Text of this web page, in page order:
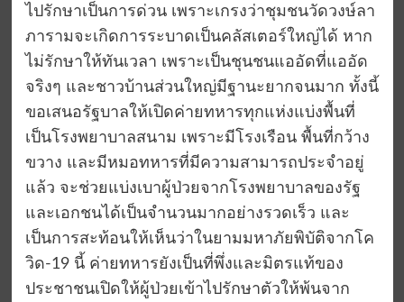
ไปรักษาเป็นการด่วน เพราะเกรงว่าชุมชนวัดวงษ์ลา
ภารามจะเกิดการระบาดเป็นคลัสเตอร์ใหญ่ได้ หาก
ไม่รักษาให้ทันเวลา เพราะเป็นชุนชนแออัดที่แออัด
จริงๆ และชาวบ้านส่วนใหญ่มีฐานะยากจนมาก ทั้งนี้
ขอเสนอรัฐบาลให้เปิดค่ายทหารทุกแห่งแบ่งพื้นที่
เป็นโรงพยาบาลสนาม เพราะมีโรงเรือน พื้นที่กว้าง
ขวาง และมีหมอทหารที่มีความสามารถประจำอยู่
แล้ว จะช่วยแบ่งเบาผู้ป่วยจากโรงพยาบาลของรัฐ
และเอกชนได้เป็นจำนวนมากอย่างรวดเร็ว และ
เป็นการสะท้อนให้เห็นว่าในยามมหาภัยพิบัติจากโค
วิด-19 นี้ ค่ายทหารยังเป็นที่พึ่งและมิตรแท้ของ
ประชาชนเปิดให้ผู้ป่วยเข้าไปรักษาตัวให้พ้นจาก